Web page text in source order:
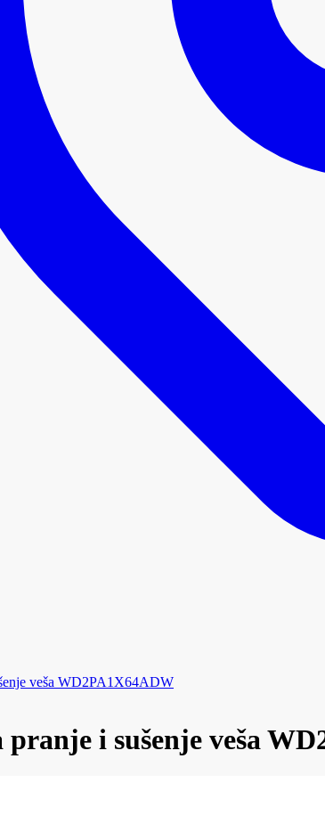
veša WD2PA1X64ADW
pranje i sušenje veša